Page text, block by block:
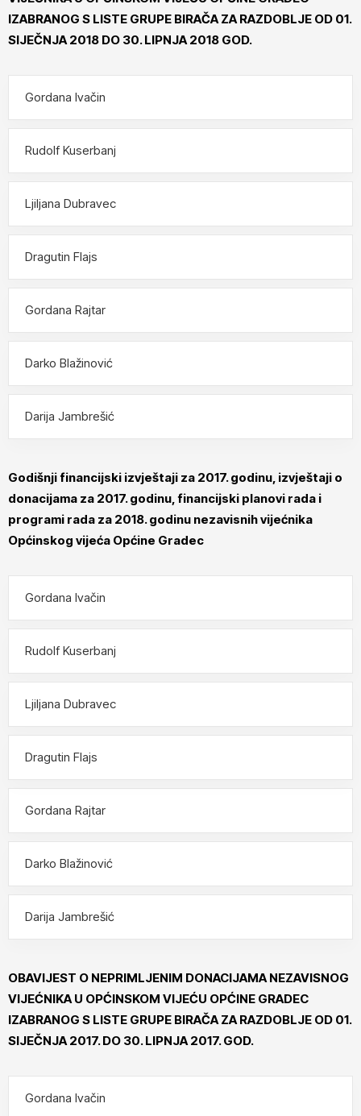
IZABRANOG S LISTE GRUPE BIRAČA ZA RAZDOBLJE OD 01.
SIJEČNJA 2018 DO 30. LIPNJA 2018 GOD.
Gordana Ivačin
Rudolf Kuserbanj
Ljiljana Dubravec
Dragutin Flajs
Gordana Rajtar
Darko Blažinović
Darija Jambrešić
Godišnji financijski izvještaji za 2017. godinu, izvještaji o
donacijama za 2017. godinu, financijski planovi rada i
programi rada za 2018. godinu nezavisnih vijećnika
Općinskog vijeća Općine Gradec
Gordana Ivačin
Rudolf Kuserbanj
Ljiljana Dubravec
Dragutin Flajs
Gordana Rajtar
Darko Blažinović
Darija Jambrešić
OBAVIJEST O NEPRIMLJENIM DONACIJAMA NEZAVISNOG
VIJEĆNIKA U OPĆINSKOM VIJEĆU OPĆINE GRADEC
IZABRANOG S LISTE GRUPE BIRAČA ZA RAZDOBLJE OD 01.
SIJEČNJA 2017. DO 30. LIPNJA 2017. GOD.
Gordana Ivačin